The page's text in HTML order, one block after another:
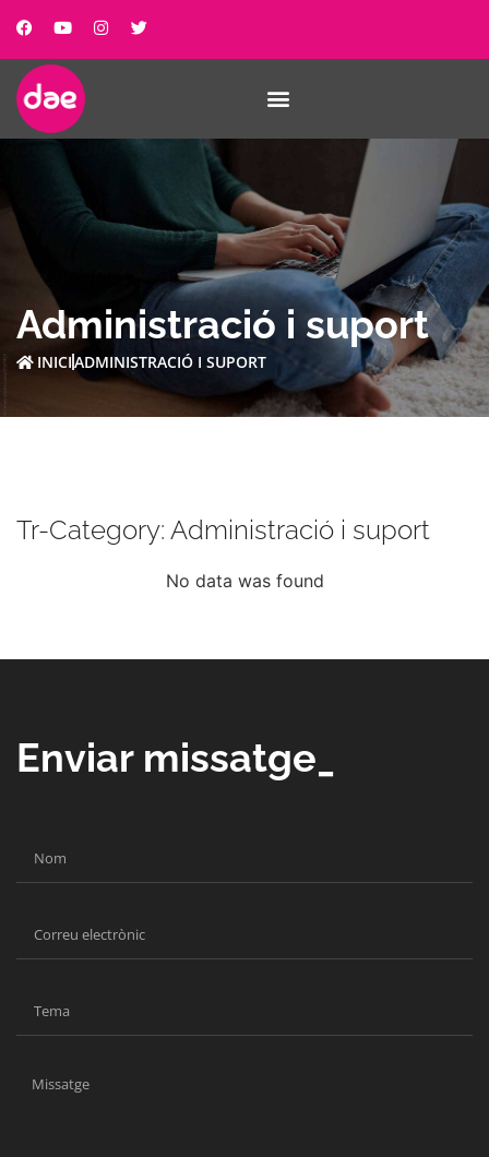
Administració i suport
INICIADMINISTRACIÓ I SUPORT
Tr-Category: Administració i suport
No data was found
Enviar missatge_